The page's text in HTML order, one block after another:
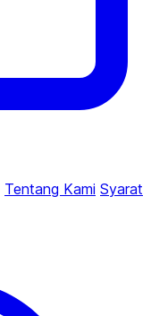
Tentang Kami Syarat